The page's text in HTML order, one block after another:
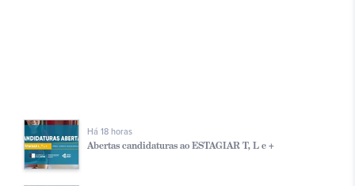
Há 18 horas
Abertas candidaturas ao ESTAGIAR T, L e +